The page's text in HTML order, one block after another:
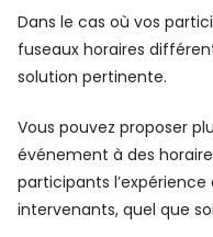
Dans le cas où vos
fuseaux horaires
solution pertinente.
Vous pouvez proposer
événement à des
participants l’expérience
intervenants, quel que